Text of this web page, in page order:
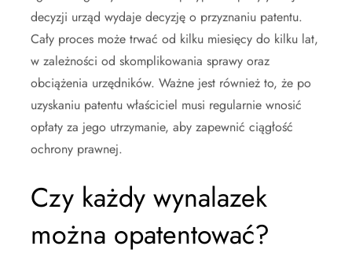
decyzji urząd wydaje decyzję o przyznaniu patentu.
Cały proces może trwać od kilku miesięcy do kilku lat,
w zależności od skomplikowania sprawy oraz
obciążenia urzędników. Ważne jest również to, że po
uzyskaniu patentu właściciel musi regularnie wnosić
opłaty za jego utrzymanie, aby zapewnić ciągłość
ochrony prawnej.
Czy każdy wynalazek
można opatentować?